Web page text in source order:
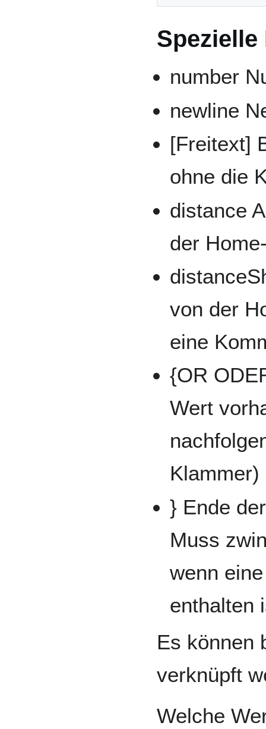
number
newline
[Freitext]
ohne die
distance
der
von der
eine
{OR
Wert
} Ende
Muss
wenn
enthalten
Es können
verknüpft
Welche